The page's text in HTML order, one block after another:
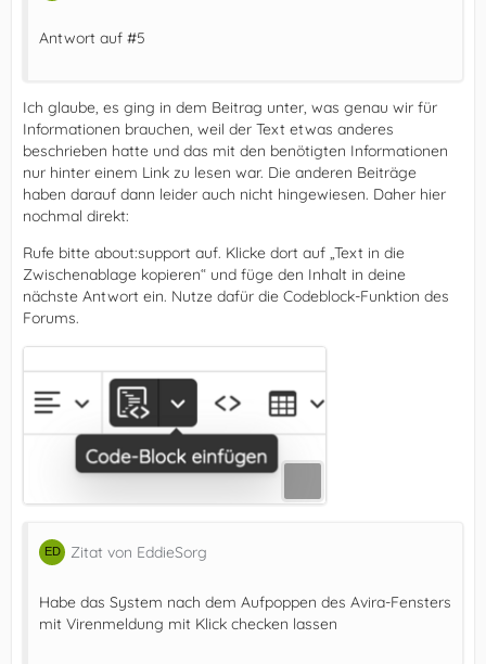
Antwort auf #5
Ich glaube, es ging in dem Beitrag unter, was genau wir für
Informationen brauchen, weil der Text etwas anderes
beschrieben hatte und das mit den benötigten Informationen
nur hinter einem Link zu lesen war. Die anderen Beiträge
haben darauf dann leider auch nicht hingewiesen. Daher hier
nochmal direkt:
Rufe bitte about:support auf. Klicke dort auf „Text in die
Zwischenablage kopieren“ und füge den Inhalt in deine
nächste Antwort ein. Nutze dafür die Codeblock-Funktion des
Forums.
Zitat von EddieSorg
Habe das System nach dem Aufpoppen des Avira-Fensters
mit Virenmeldung mit Klick checken lassen